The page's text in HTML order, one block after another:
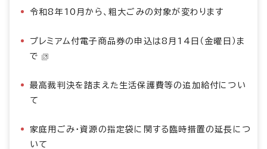
令和8年10月から、粗大ごみの対象が変わります
プレミアム付電子商品券の申込は8月14日（金曜日）ま
で
最高裁判決を踏まえた生活保護費等の追加給付につい
て
家庭用ごみ・資源の指定袋に関する臨時措置の延長につ
いて